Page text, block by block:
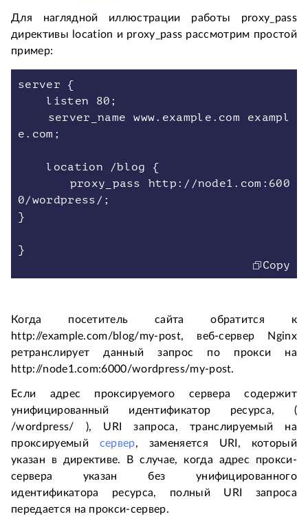
Для наглядной иллюстрации работы proxy_pass
директивы location и proxy_pass рассмотрим простой
пример:
server {
listen 80;
server_name www.example.com exampl
e.com;
location /blog {
proxy_pass http://node1.com:600
0/wordpress/;
}
Copy
Когда посетитель сайта обратится к
http://example.com/blog/my-post, веб-сервер Nginx
ретранслирует данный запрос по прокси на
http://node1.com:6000/wordpress/my-post.
Если адрес проксируемого сервера содержит
унифицированный идентификатор ресурса, (
/wordpress/ ), URI запроса, транслируемый на
проксируемый сервер, заменяется URI, который
указан в директиве. В случае, когда адрес прокси-
сервера указан без унифицированного
идентификатора ресурса, полный URI запроса
передается на прокси-сервер.